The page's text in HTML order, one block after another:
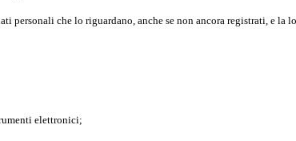
personali che lo riguardano, anche se non ancora registrati, e
elettronici;